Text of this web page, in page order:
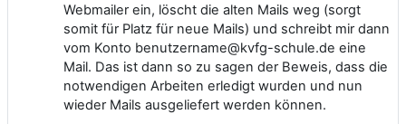
Webmailer ein, löscht die alten Mails weg (sorgt
somit für Platz für neue Mails) und schreibt mir dann
vom Konto benutzername@kvfg-schule.de eine
Mail. Das ist dann so zu sagen der Beweis, dass die
notwendigen Arbeiten erledigt wurden und nun
wieder Mails ausgeliefert werden können.